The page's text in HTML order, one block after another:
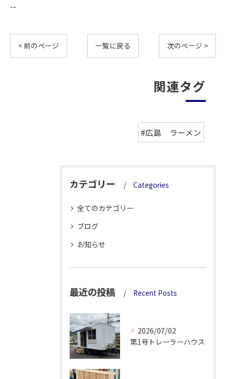
--
< 前のページ 一覧に戻る 次のページ >
関連タグ
#広島 ラーメン
カテゴリー Categories
全てのカテゴリー
ブログ
お知らせ
最近の投稿 Recent Posts
2026/07/02
第1号トレーラーハウス